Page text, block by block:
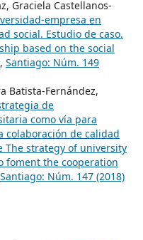
Graciela Castellanos-
empresa en
social. Estudio de caso.
based on the social
, Santiago: Núm. 149
Batista-Fernández,
de
como vía para
colaboración de calidad
The strategy of university
foment the cooperation
Santiago: Núm. 147 (2018)